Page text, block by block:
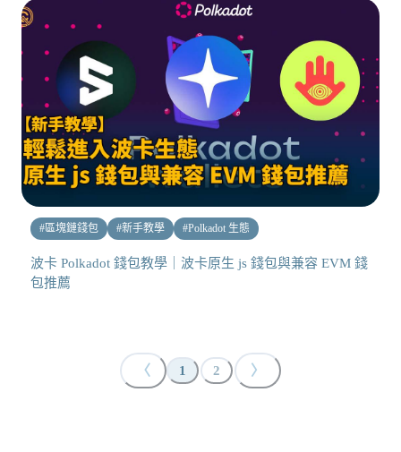
#區塊鏈錢包 #新手教學 #Polkadot 生態
波卡 Polkadot 錢包教學｜波卡原生 js 錢包與兼容 EVM 錢
包推薦
〈 1 2 〉